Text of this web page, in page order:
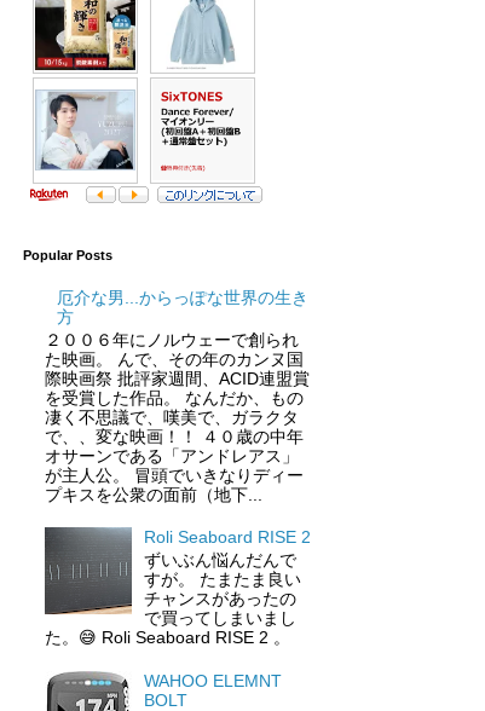
Popular Posts
厄介な男...からっぽな世界の生き
方
２００６年にノルウェーで創られ
た映画。 んで、その年のカンヌ国
際映画祭 批評家週間、ACID連盟賞
を受賞した作品。 なんだか、もの
凄く不思議で、嘆美で、ガラクタ
で、、変な映画！！ ４０歳の中年
オサーンである「アンドレアス」
が主人公。 冒頭でいきなりディー
プキスを公衆の面前（地下...
Roli Seaboard RISE 2
ずいぶん悩んだんで
すが。 たまたま良い
チャンスがあったの
で買ってしまいまし
た。😅 Roli Seaboard RISE 2 。
WAHOO ELEMNT
BOLT